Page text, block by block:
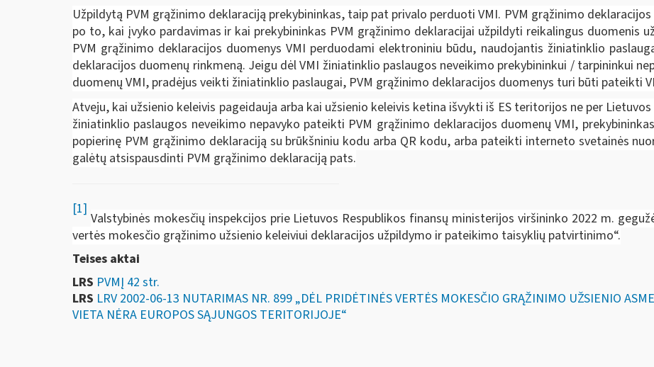
Užpildytą PVM grąžinimo deklaraciją prekybininkas, taip pat privalo perduoti VMI. PVM grąžinimo
po to, kai įvyko pardavimas ir kai prekybininkas PVM grąžinimo deklaracijai užpildyti reikalingus duomenis
PVM grąžinimo deklaracijos duomenys VMI perduodami elektroniniu būdu, naudojantis žiniatinklio
deklaracijos duomenų rinkmeną. Jeigu dėl VMI žiniatinklio paslaugos neveikimo prekybininkui / tarpininkui
duomenų VMI, pradėjus veikti žiniatinklio paslaugai, PVM grąžinimo deklaracijos duomenys turi būti pateikti
Atveju, kai užsienio keleivis pageidauja arba kai užsienio keleivis ketina išvykti iš ES teritorijos ne per
žiniatinklio paslaugos neveikimo nepavyko pateikti PVM grąžinimo deklaracijos duomenų VMI,
popierinę PVM grąžinimo deklaraciją su brūkšniniu kodu arba QR kodu, arba pateikti interneto svetainės
galėtų atsispausdinti PVM grąžinimo deklaraciją pats.
[1]
Valstybinės mokesčių inspekcijos prie Lietuvos Respublikos finansų ministerijos viršininko 2022 m.
vertės mokesčio grąžinimo užsienio keleiviui deklaracijos užpildymo ir pateikimo taisyklių patvirtinimo“.
Teises aktai
LRS PVMĮ 42 str.
LRS LRV 2002-06-13 NUTARIMAS NR. 899 „DĖL PRIDĖTINĖS VERTĖS MOKESČIO GRĄŽINIMO UŽSIENIO
VIETA NĖRA EUROPOS SĄJUNGOS TERITORIJOJE“